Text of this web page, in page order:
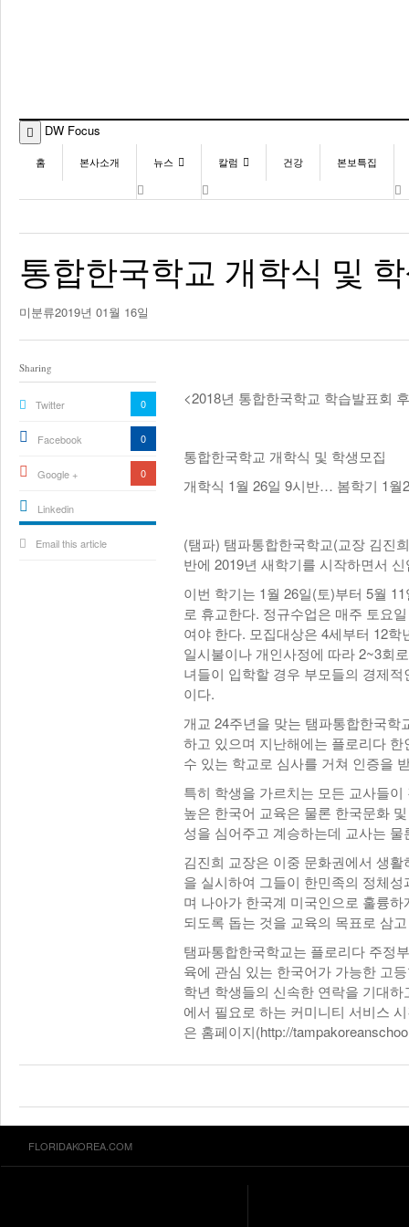
DW Focus
홈 본사소개 뉴스 칼럼
이명덕칼럼
건강 본보특집
통합한국학교 개학식 및
미분류2019년 01월 16일
<2018년 통합한국학교 학습발표회
통합한국학교 개학식 및 학생모집
개학식 1월 26일 9시반… 봄학기 1월
(탬파) 탬파통합한국학교(교장 김진
반에 2019년 새학기를 시작하면서
이번 학기는 1월 26일(토)부터 5월
로 휴교한다. 정규수업은 매주 토요
여야 한다. 모집대상은 4세부터 12
일시불이나 개인사정에 따라 2~3회
녀들이 입학할 경우 부모들의 경제
이다.
개교 24주년을 맞는 탬파통합한국
하고 있으며 지난해에는 플로리다
수 있는 학교로 심사를 거쳐 인증을
특히 학생을 가르치는 모든 교사들
높은 한국어 교육은 물론 한국문화
성을 심어주고 계승하는데 교사는
김진희 교장은 이중 문화권에서 생
을 실시하여 그들이 한민족의 정체
며 나아가 한국계 미국인으로 훌륭
되도록 돕는 것을 교육의 목표로 삼
탬파통합한국학교는 플로리다 주정
육에 관심 있는 한국어가 가능한 고
학년 학생들의 신속한 연락을 기대
에서 필요로 하는 커미니티 서비스
은 홈페이지(http://
Sharing
Twitter 0
Facebook 0
Google + 0
Linkedin
icon[type=linkedin-bug]
Email this article
FLORIDAKOREA.COM